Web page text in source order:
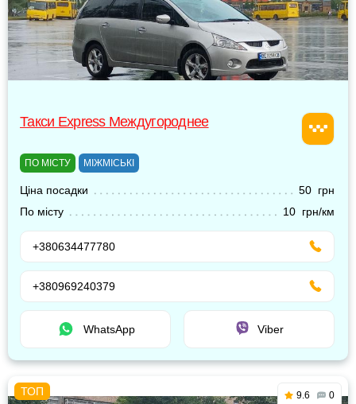
Такси Express Междугороднее
ПО МІСТУ МІЖМІСЬКІ
Ціна посадки
50 грн
По місту
10 грн/км
+380634477780
+380969240379
WhatsApp Viber
9.6 0